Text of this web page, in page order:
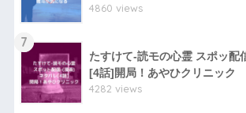
4860 views
7
たすけて-読モの心霊 スポッ配
[4話]開局！あやひクリニック
4282 views